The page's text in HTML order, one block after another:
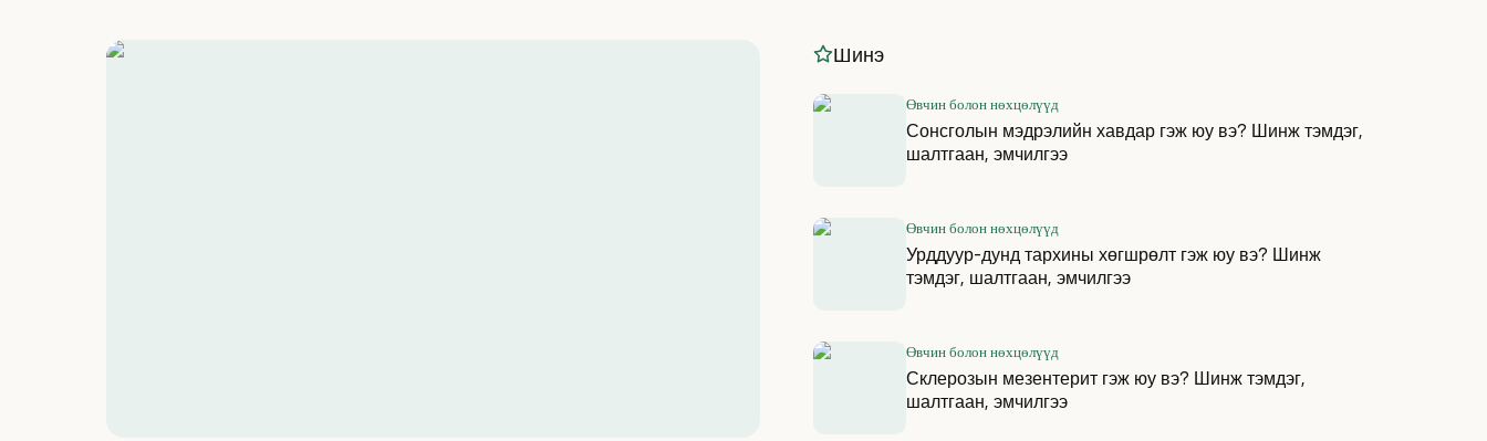
Шинэ
Өвчин болон нөхцөлүүд
Сонсголын мэдрэлийн хавдар гэж юу вэ? Шинж тэмдэг,
шалтгаан, эмчилгээ
Өвчин болон нөхцөлүүд
Урддуур-дунд тархины хөгшрөлт гэж юу вэ? Шинж
тэмдэг, шалтгаан, эмчилгээ
Өвчин болон нөхцөлүүд
Склерозын мезентерит гэж юу вэ? Шинж тэмдэг,
шалтгаан, эмчилгээ